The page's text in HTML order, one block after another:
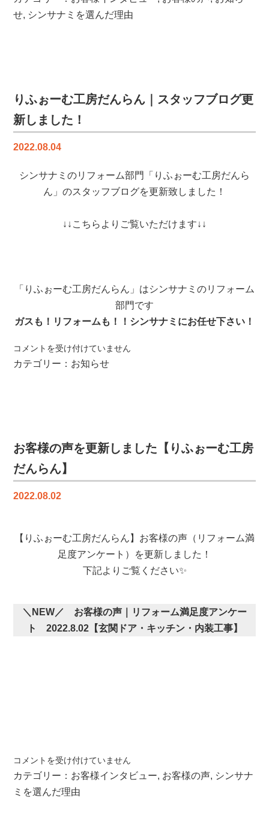
様
し
ま
し
た
【り
ぉ
ん】
せ, シンサナミを選んだ理由
りふぉーむ工房だんらん｜スタッフブログ更
新しました！
2022.08.04
シンサナミのリフォーム部門「りふぉーむ工房だんら
ん」のスタッフブログを更新致しました！
↓↓こちらよりご覧いただけます↓↓
「りふぉーむ工房だんらん」はシンサナミのリフォーム
部門です
ガスも！リフォームも！！シンサナミにお任せ下さい！
り
ふ
だ
ら
｜
ッ
コメントを受け付けていません
カテゴリー： お知らせ
お客様の声を更新しました【りふぉーむ工房
だんらん】
2022.08.02
【りふぉーむ工房だんらん】お客様の声（リフォーム満
足度アンケート）を更新しました！
下記よりご覧ください✨
＼NEW／ お客様の声｜リフォーム満足度アンケー
ト 2022.8.02【玄関ドア・キッチン・内装工事】
お
客
様
コメントを受け付けていません
カテゴリー： お客様インタビュー, お客様の声, シンサナ
ミを選んだ理由